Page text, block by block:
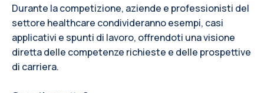
Durante la competizione, aziende e professionisti del
settore healthcare condivideranno esempi, casi
applicativi e spunti di lavoro, offrendoti una visione
diretta delle competenze richieste e delle prospettive
di carriera.